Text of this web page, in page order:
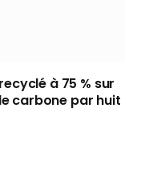
à 75 % sur
carbone par huit